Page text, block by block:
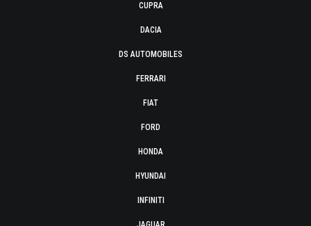
CUPRA
DACIA
DS AUTOMOBILES
FERRARI
FIAT
FORD
HONDA
HYUNDAI
INFINITI